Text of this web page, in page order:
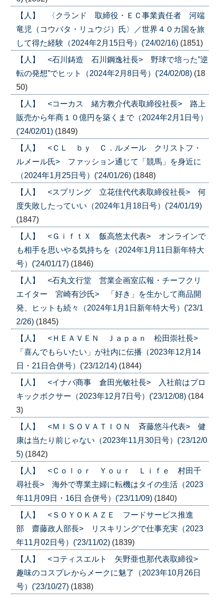
【人】 〈クランド 取締役・ＥＣ事業責任者 河端
竜児（コウバタ・リュウジ）氏〉／世界４０カ国を旅
して得た経験（2024年2月15日号）('24/02/16) (1851)
【人】 <石川鋳造 石川鋼逸社長> 野球で培った”逆
転の発想”でヒット（2024年2月8日号）('24/02/08) (18
50)
【人】 <コーカス 緒方教介代表取締役社長> 路上
販売から年商１０億円を築くまで（2024年2月1日号）
('24/02/01) (1849)
【人】 <ＣＬ ｂｙ Ｃ．ルメール クリストフ・
ルメール氏> ファッション通じて「競馬」を身近に
（2024年1月25日号）('24/01/26) (1848)
【人】 <スプリング 立花佳代代表取締役社長> 何
度失敗したっていい（2024年1月18日号）('24/01/19)
(1847)
【人】 <ＧｉｆｔＸ 飯高悠太代表> オンラインで
も相手を思いやる気持ちを（2024年1月11日新年特大
号）('24/01/17) (1846)
【人】 <石丸文行堂 営業企画室広報・チーフクリ
エイター 宮崎有沙氏> 「好き」を生かして商品開
発、ヒットも続々（2024年1月1日新年特大号）('23/1
2/26) (1845)
【人】 <ＨＥＡＶＥＮ Ｊａｐａｎ 松田崇社長>
「喜んでもらいたい」が社内に伝播（2023年12月14
日・21日合併号）('23/12/14) (1844)
【人】 <イナバ商事 倉田光敏社長> 入社前はプロ
キックボクサー（2023年12月7日号）('23/12/08) (184
3)
【人】 <ＭＩＳＯＶＡＴＩＯＮ 斉藤悠斗代表> 健
康は当たり前じゃない（2023年11月30日号）('23/12/0
5) (1842)
【人】 <Ｃｏｌｏｒ Ｙｏｕｒ Ｌｉｆｅ 村田千
尋社長> 海外で専業主婦に転機はタイの生活（2023
年11月09日・16日 合併号）('23/11/09) (1840)
【人】 <ＳＯＹＯＫＡＺＥ フードサービス推進
部 齋藤政人部長> リスキリングで仕事充実（2023
年11月02日号）('23/11/02) (1839)
【人】 <コティスエルト 矢野亜也那代表取締役>
趣味のコスプレからメークに魅了（2023年10月26日
号）('23/10/27) (1838)